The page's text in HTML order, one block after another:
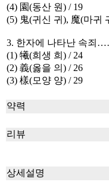
(4) 園(동산 원) / 19
(5) 鬼(귀신 귀), 魔(마귀
3. 한자에 나타난
(1) 犧(희생 희) / 24
(2) 義(옳을 의) / 26
(3) 樣(모양 양) / 29
약력
리뷰
상세설명